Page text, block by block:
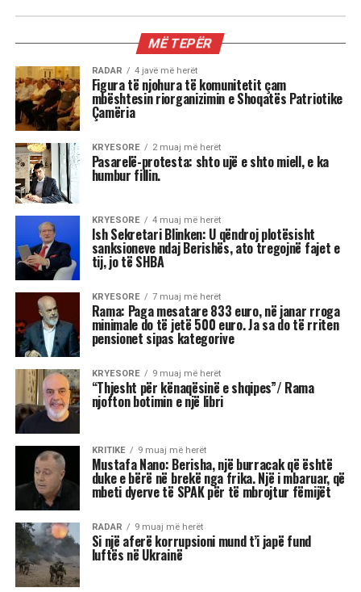
MË TEPËR
RADAR 4 javë më herët
Figura të njohura të komunitetit çam
mbështesin riorganizimin e Shoqatës Patriotike
Çamëria
KRYESORE 2 muaj më herët
Pasarelë-protesta: shto ujë e shto miell, e ka
humbur fillin.
KRYESORE 4 muaj më herët
Ish Sekretari Blinken: U qëndroj plotësisht
sanksioneve ndaj Berishës, ato tregojnë fajet e
tij, jo të SHBA
KRYESORE 7 muaj më herët
Rama: Paga mesatare 833 euro, në janar rroga
minimale do të jetë 500 euro. Ja sa do të rriten
pensionet sipas kategorive
KRYESORE 9 muaj më herët
“Thjesht për kënaqësinë e shqipes”/ Rama
njofton botimin e një libri
KRITIKE 9 muaj më herët
Mustafa Nano: Berisha, një burracak që është
duke e bërë në brekë nga frika. Një i mbaruar, që
mbeti dyerve të SPAK për të mbrojtur fëmijët
RADAR 9 muaj më herët
Si një aferë korrupsioni mund t’i japë fund
luftës në Ukrainë